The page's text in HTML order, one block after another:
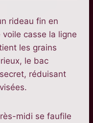
rideau fin en
voile casse la ligne
les grains
le bac
réduisant
midi se faufile